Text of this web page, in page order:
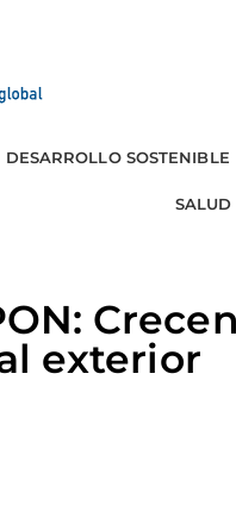
DESARROLLO SOSTENIBLE
SALUD
exterior